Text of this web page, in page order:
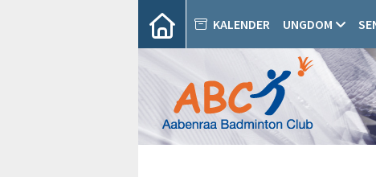
KALENDER UNGDOM